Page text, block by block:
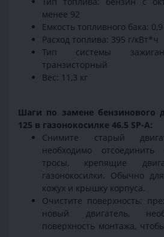
менее 92
Емкость топливного бака:
Расход топлива: 395 г/кВт*ч
Тип системы
транзисторный
Вес: 11,3 кг
Шаги по замене бензинового
125 в газонокосилке 46.5 SP-A:
Снимите старый
необходимо
тросы, крепящие
газонокосилки. Обычно
кожух и крышку корпуса.
Очистите поверхность:
новый двигатель,
поверхность монтажа,